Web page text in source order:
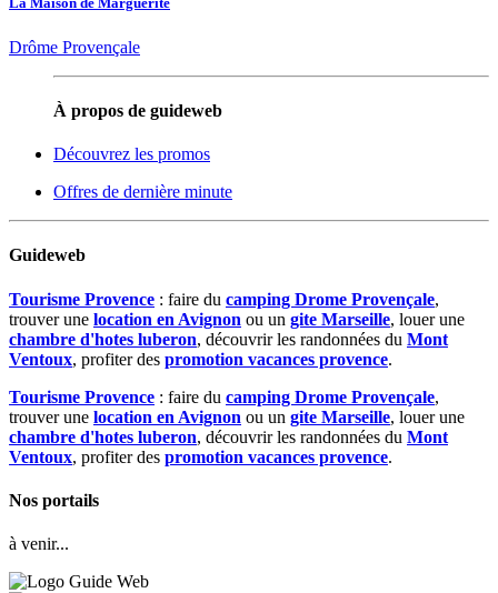
Drôme Provençale
À propos de guideweb
Découvrez les promos
Offres de dernière minute
Guideweb
Tourisme Provence : faire du camping Drome Provençale,
trouver une location en Avignon ou un gite Marseille, louer une
chambre d'hotes luberon, découvrir les randonnées du Mont
Ventoux, profiter des promotion vacances provence.
Tourisme Provence : faire du camping Drome Provençale,
trouver une location en Avignon ou un gite Marseille, louer une
chambre d'hotes luberon, découvrir les randonnées du Mont
Ventoux, profiter des promotion vacances provence.
Nos portails
à venir...